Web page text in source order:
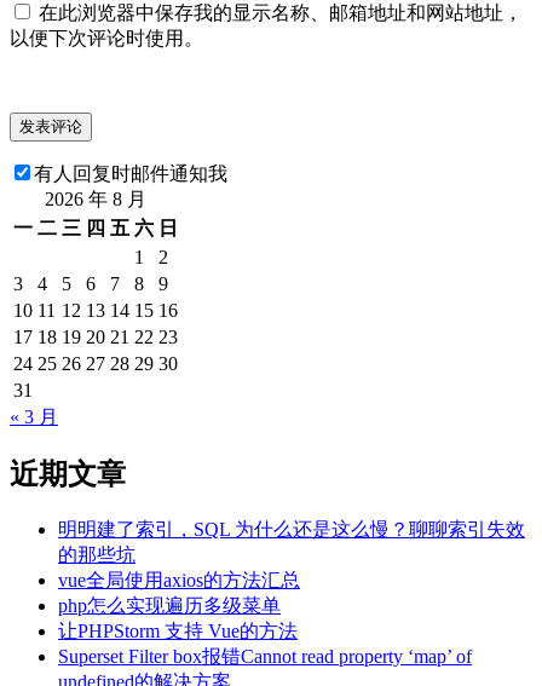
在此浏览器中保存我的显示名称、邮箱地址和网站地址，
以便下次评论时使用。
有人回复时邮件通知我
2026 年 8 月
一 二 三 四 五 六 日
1
2
3
4 5 6 7 8
9
10 11 12 13 14 15 16
17 18 19 20 21 22 23
24 25 26 27 28 29 30
31
« 3 月
近期文章
明明建了索引，SQL 为什么还是这么慢？聊聊索引失效
的那些坑
vue全局使用axios的方法汇总
php怎么实现遍历多级菜单
让PHPStorm 支持 Vue的方法
Superset Filter box报错Cannot read property ‘map’ of
undefined的解决方案